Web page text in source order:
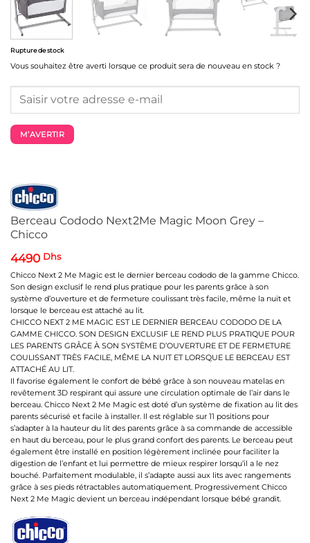
Berceau Cododo Next2Me Magic Moon Grey –
Chicco
4490 Dhs
Chicco Next 2 Me Magic est le dernier berceau cododo de la gamme Chicco.
Son design exclusif le rend plus pratique pour les parents grâce à son
système d’ouverture et de fermeture coulissant très facile, même la nuit et
lorsque le berceau est attaché au lit.
CHICCO NEXT 2 ME MAGIC EST LE DERNIER BERCEAU CODODO DE LA
GAMME CHICCO. SON DESIGN EXCLUSIF LE REND PLUS PRATIQUE POUR
LES PARENTS GRÂCE À SON SYSTÈME D’OUVERTURE ET DE FERMETURE
COULISSANT TRÈS FACILE, MÊME LA NUIT ET LORSQUE LE BERCEAU EST
ATTACHÉ AU LIT.
Il favorise également le confort de bébé grâce à son nouveau matelas en
revêtement 3D respirant qui assure une circulation optimale de l’air dans le
berceau. Chicco Next 2 Me Magic est doté d’un système de fixation au lit des
parents sécurisé et facile à installer. Il est réglable sur 11 positions pour
s’adapter à la hauteur du lit des parents grâce à sa commande de accessible
en haut du berceau, pour le plus grand confort des parents. Le berceau peut
également être installé en position légèrement inclinée pour faciliter la
digestion de l’enfant et lui permettre de mieux respirer lorsqu’il a le nez
bouché. Parfaitement modulable, il s’adapte aussi aux lits avec rangements
grâce à ses pieds rétractables automatiquement. Progressivement Chicco
Next 2 Me Magic devient un berceau indépendant lorsque bébé grandit.
Rupture de stock
Vous souhaitez être averti lorsque ce produit sera de nouveau en stock ?
M’AVERTIR